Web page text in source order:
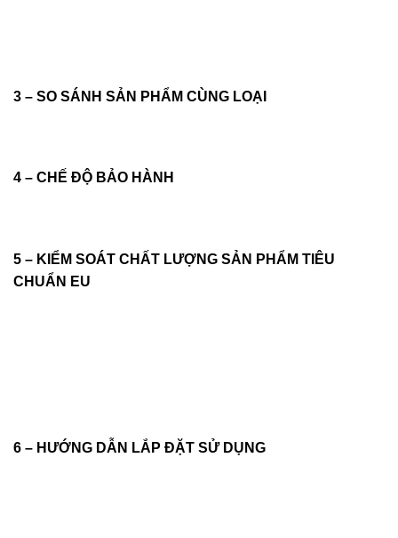
3 – SO SÁNH SẢN PHẨM CÙNG LOẠI
4 – CHẾ ĐỘ BẢO HÀNH
5 – KIỂM SOÁT CHẤT LƯỢNG SẢN PHẨM TIÊU
CHUẨN EU
6 – HƯỚNG DẪN LẮP ĐẶT SỬ DỤNG